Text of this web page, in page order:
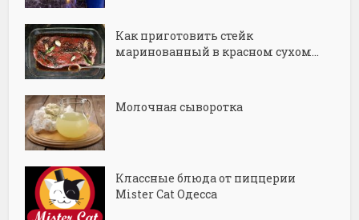
Как приготовить стейк
маринованный в красном сухом...
Молочная сыворотка
Классные блюда от пиццерии
Mister Cat Одесса